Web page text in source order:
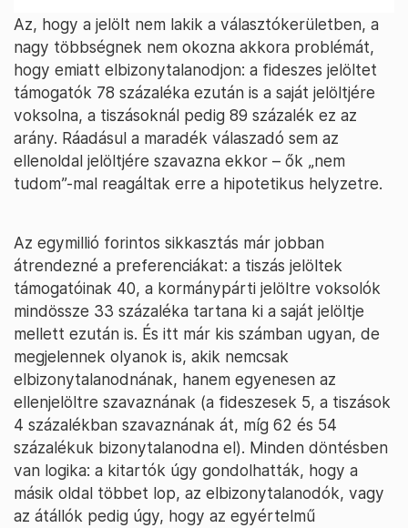
Az, hogy a jelölt nem lakik a választókerületben, a
nagy többségnek nem okozna akkora problémát,
hogy emiatt elbizonytalanodjon: a fideszes jelöltet
támogatók 78 százaléka ezután is a saját jelöltjére
voksolna, a tiszásoknál pedig 89 százalék ez az
arány. Ráadásul a maradék válaszadó sem az
ellenoldal jelöltjére szavazna ekkor – ők „nem
tudom”-mal reagáltak erre a hipotetikus helyzetre.
Az egymillió forintos sikkasztás már jobban
átrendezné a preferenciákat: a tiszás jelöltek
támogatóinak 40, a kormánypárti jelöltre voksolók
mindössze 33 százaléka tartana ki a saját jelöltje
mellett ezután is. És itt már kis számban ugyan, de
megjelennek olyanok is, akik nemcsak
elbizonytalanodnának, hanem egyenesen az
ellenjelöltre szavaznának (a fideszesek 5, a tiszások
4 százalékban szavaznának át, míg 62 és 54
százalékuk bizonytalanodna el). Minden döntésben
van logika: a kitartók úgy gondolhatták, hogy a
másik oldal többet lop, az elbizonytalanodók, vagy
az átállók pedig úgy, hogy az egyértelmű